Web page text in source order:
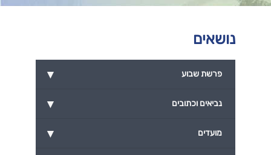
נושאים
▾ פרשת שבוע
▾ נביאים וכתובים
▾ מועדים